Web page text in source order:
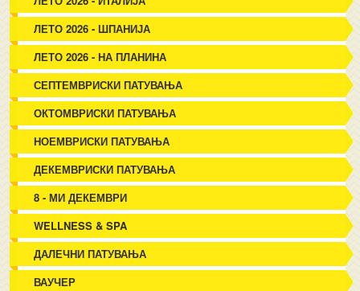
ЛЕТО 2026 - ШПАНИЈА
ЛЕТО 2026 - НА ПЛАНИНА
СЕПТЕМВРИСКИ ПАТУВАЊА
ОКТОМВРИСКИ ПАТУВАЊА
НОЕМВРИСКИ ПАТУВАЊА
ДЕКЕМВРИСКИ ПАТУВАЊА
8 - МИ ДЕКЕМВРИ
WELLNESS & SPA
ДАЛЕЧНИ ПАТУВАЊА
ВАУЧЕР